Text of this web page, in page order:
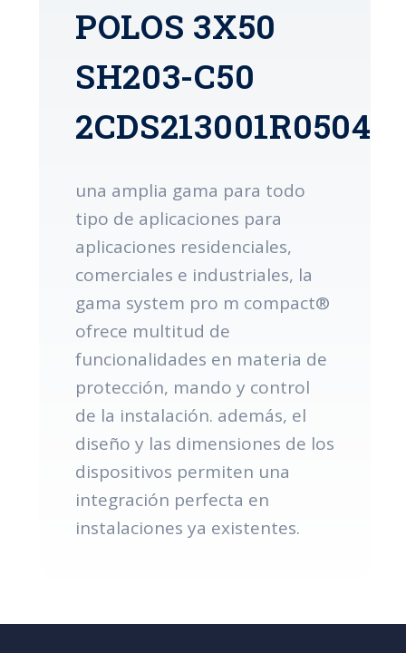
POLOS 3X50
SH203-C50
2CDS213001R0504
una amplia gama para todo
tipo de aplicaciones para
aplicaciones residenciales,
comerciales e industriales, la
gama system pro m compact®
ofrece multitud de
funcionalidades en materia de
protección, mando y control
de la instalación. además, el
diseño y las dimensiones de los
dispositivos permiten una
integración perfecta en
instalaciones ya existentes.